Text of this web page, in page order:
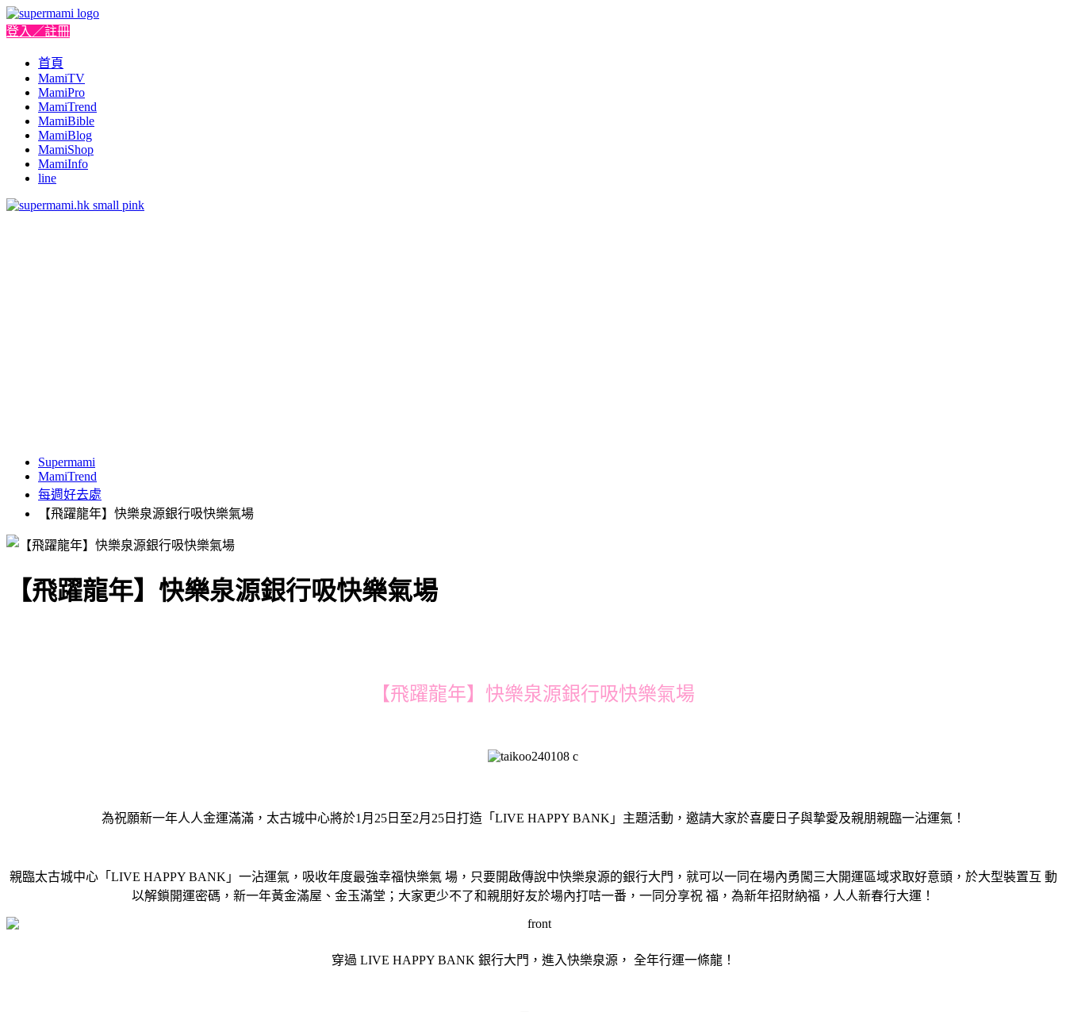
登入／註冊
首頁
MamiTV
MamiPro
MamiTrend
MamiBible
MamiBlog
MamiShop
MamiInfo
line
Supermami
MamiTrend
每週好去處
【飛躍龍年】快樂泉源銀行吸快樂氣場
【飛躍龍年】快樂泉源銀行吸快樂氣場
【飛躍龍年】快樂泉源銀行吸快樂氣場
為祝願新一年人人金運滿滿，太古城中心將於1月25日至2月25日打造「LIVE HAPPY BANK」主題活動，邀請大家於喜慶日子與摯愛及親朋親臨一沾運氣！
親臨太古城中心「LIVE HAPPY BANK」一沾運氣，吸收年度最強幸福快樂氣 場，只要開啟傳說中快樂泉源的銀行大門，就可以一同在場內勇闖三大開運區域求取好意頭，於大型裝置互 動
以解鎖開運密碼，新一年黃金滿屋、金玉滿堂；大家更少不了和親朋好友於場內打咭一番，一同分享祝 福，為新年招財納福，人人新春行大運！
穿過 LIVE HAPPY BANK 銀行大門，進入快樂泉源， 全年行運一條龍！